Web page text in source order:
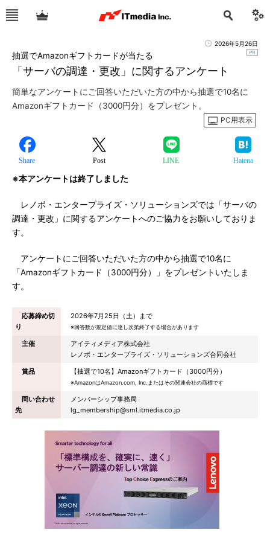
2026年5月26日
「サーバの調達・更改」に関するアンケート
抽選でAmazonギフトカードが当たる
簡単なアンケートにご回答いただいた方の中から抽選で10名に
Amazonギフトカード（3000円分）をプレゼント。
PC用表示
Share Post LINE Hatena
※本アンケートは終了しました
レノボ・エンタープライズ・ソリューションズでは「サーバの
調達・更改」に関するアンケートへのご協力をお願いしておりま
す。
アンケートにご回答いただいた方の中から抽選で10名に
「Amazonギフトカード（3000円分）」をプレゼントいたしま
す。
応募締め切
り
2026年7月25日（土）まで
※回答数が規定値に達し次第終了する場合があります
主催
アイティメディア株式会社
レノボ・エンタープライズ・ソリューションズ合同会社
賞品
【抽選で10名】Amazonギフトカード（3000円分）
※AmazonはAmazon.com, Inc.またはその関連会社の商標です
問い合わせ
先
メンバーシップ事務局
lg_membership@sml.itmedia.co.jp